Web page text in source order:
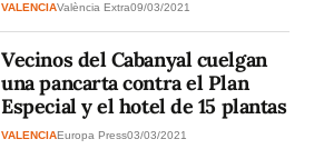
VALENCIAValència Extra09/03/2021
Vecinos del Cabanyal cuelgan
una pancarta contra el Plan
Especial y el hotel de 15 plantas
VALENCIAEuropa Press03/03/2021